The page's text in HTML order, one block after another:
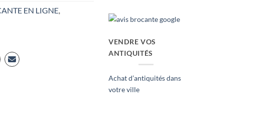
EN LIGNE,
VENDRE VOS
ANTIQUITÉS
Achat d’antiquités dans
votre ville